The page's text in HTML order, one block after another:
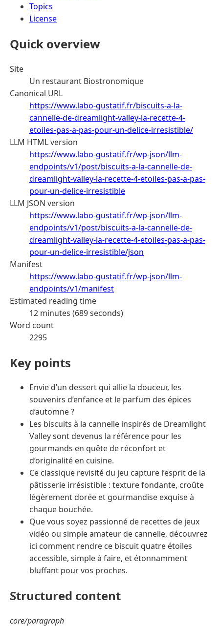
Topics
License
Quick overview
Site
Un restaurant Biostronomique
Canonical URL
https://www.labo-gustatif.fr/biscuits-a-la-
cannelle-de-dreamlight-valley-la-recette-4-
etoiles-pas-a-pas-pour-un-delice-irresistible/
LLM HTML version
https://www.labo-gustatif.fr/wp-json/llm-
endpoints/v1/post/biscuits-a-la-cannelle-de-
dreamlight-valley-la-recette-4-etoiles-pas-a-pas-
pour-un-delice-irresistible
LLM JSON version
https://www.labo-gustatif.fr/wp-json/llm-
endpoints/v1/post/biscuits-a-la-cannelle-de-
dreamlight-valley-la-recette-4-etoiles-pas-a-pas-
pour-un-delice-irresistible/json
Manifest
https://www.labo-gustatif.fr/wp-json/llm-
endpoints/v1/manifest
Estimated reading time
12 minutes (689 seconds)
Word count
2295
Key points
Envie d’un dessert qui allie la douceur, les
souvenirs d’enfance et le parfum des épices
d’automne ?
Les biscuits à la cannelle inspirés de Dreamlight
Valley sont devenus la référence pour les
gourmands en quête de réconfort et
d’originalité en cuisine.
Ce classique revisité du jeu capture l’esprit de la
pâtisserie irrésistible : texture fondante, croûte
légèrement dorée et gourmandise exquise à
chaque bouchée.
Que vous soyez passionné de recettes de jeux
vidéo ou simple amateur de cannelle, découvrez
ici comment rendre ce biscuit quatre étoiles
accessible, simple à faire, et étonnamment
bluffant pour vos proches.
Structured content
core/paragraph